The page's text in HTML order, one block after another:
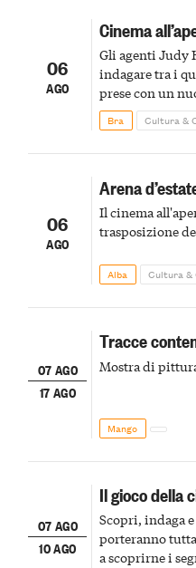
06
AGO
Cinema
Gli agenti Judy
indagare tra i
prese con un
Bra Cultura &
06
AGO
Arena
Il cinema
trasposizione
Alba Cultura &
07 AGO
17 AGO
Tracce
Mostra di
Mango
07 AGO
10 AGO
Il gioco della
Scopri, indaga
porteranno
a scoprirne i